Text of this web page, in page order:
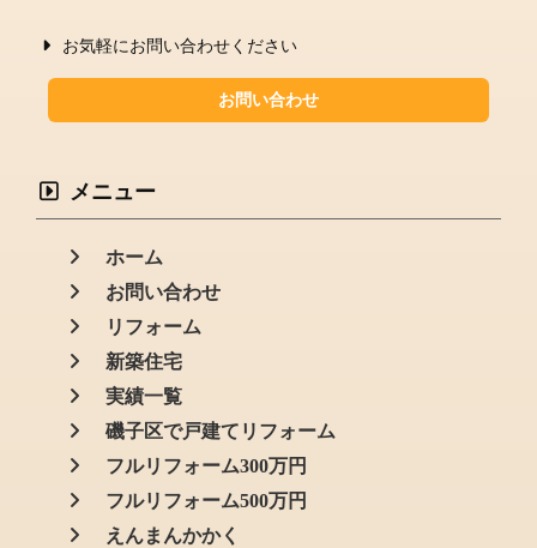
お気軽にお問い合わせください
お問い合わせ
メニュー
ホーム
お問い合わせ
リフォーム
新築住宅
実績一覧
磯子区で戸建てリフォーム
フルリフォーム300万円
フルリフォーム500万円
えんまんかかく